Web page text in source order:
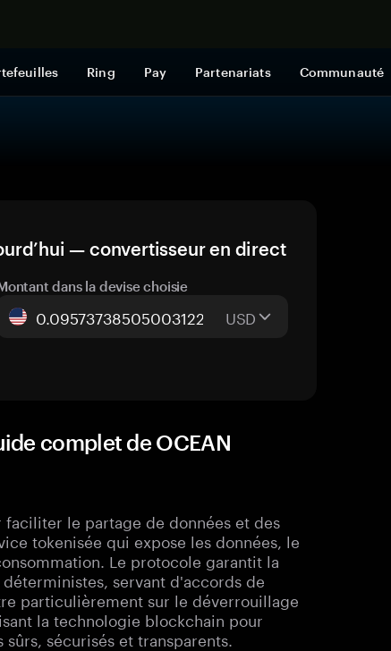
Ring Pay Partenariats Communauté
— convertisseur en direct
dans la devise choisie
USD
complet de OCEAN
le partage de données et des
tokenisée qui expose les données, le
Le protocole garantit la
servant d'accords de
particulièrement sur le déverrouillage
la technologie blockchain pour
sécurisés et transparents.